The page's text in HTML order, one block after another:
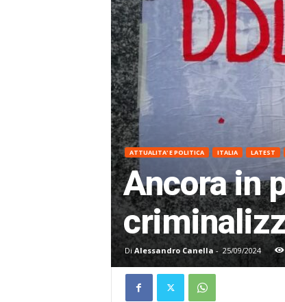
ATTUALITA' E POLITICA ITALIA LATEST
Ancora in
Di Alessandro Canella - 25/09/2024